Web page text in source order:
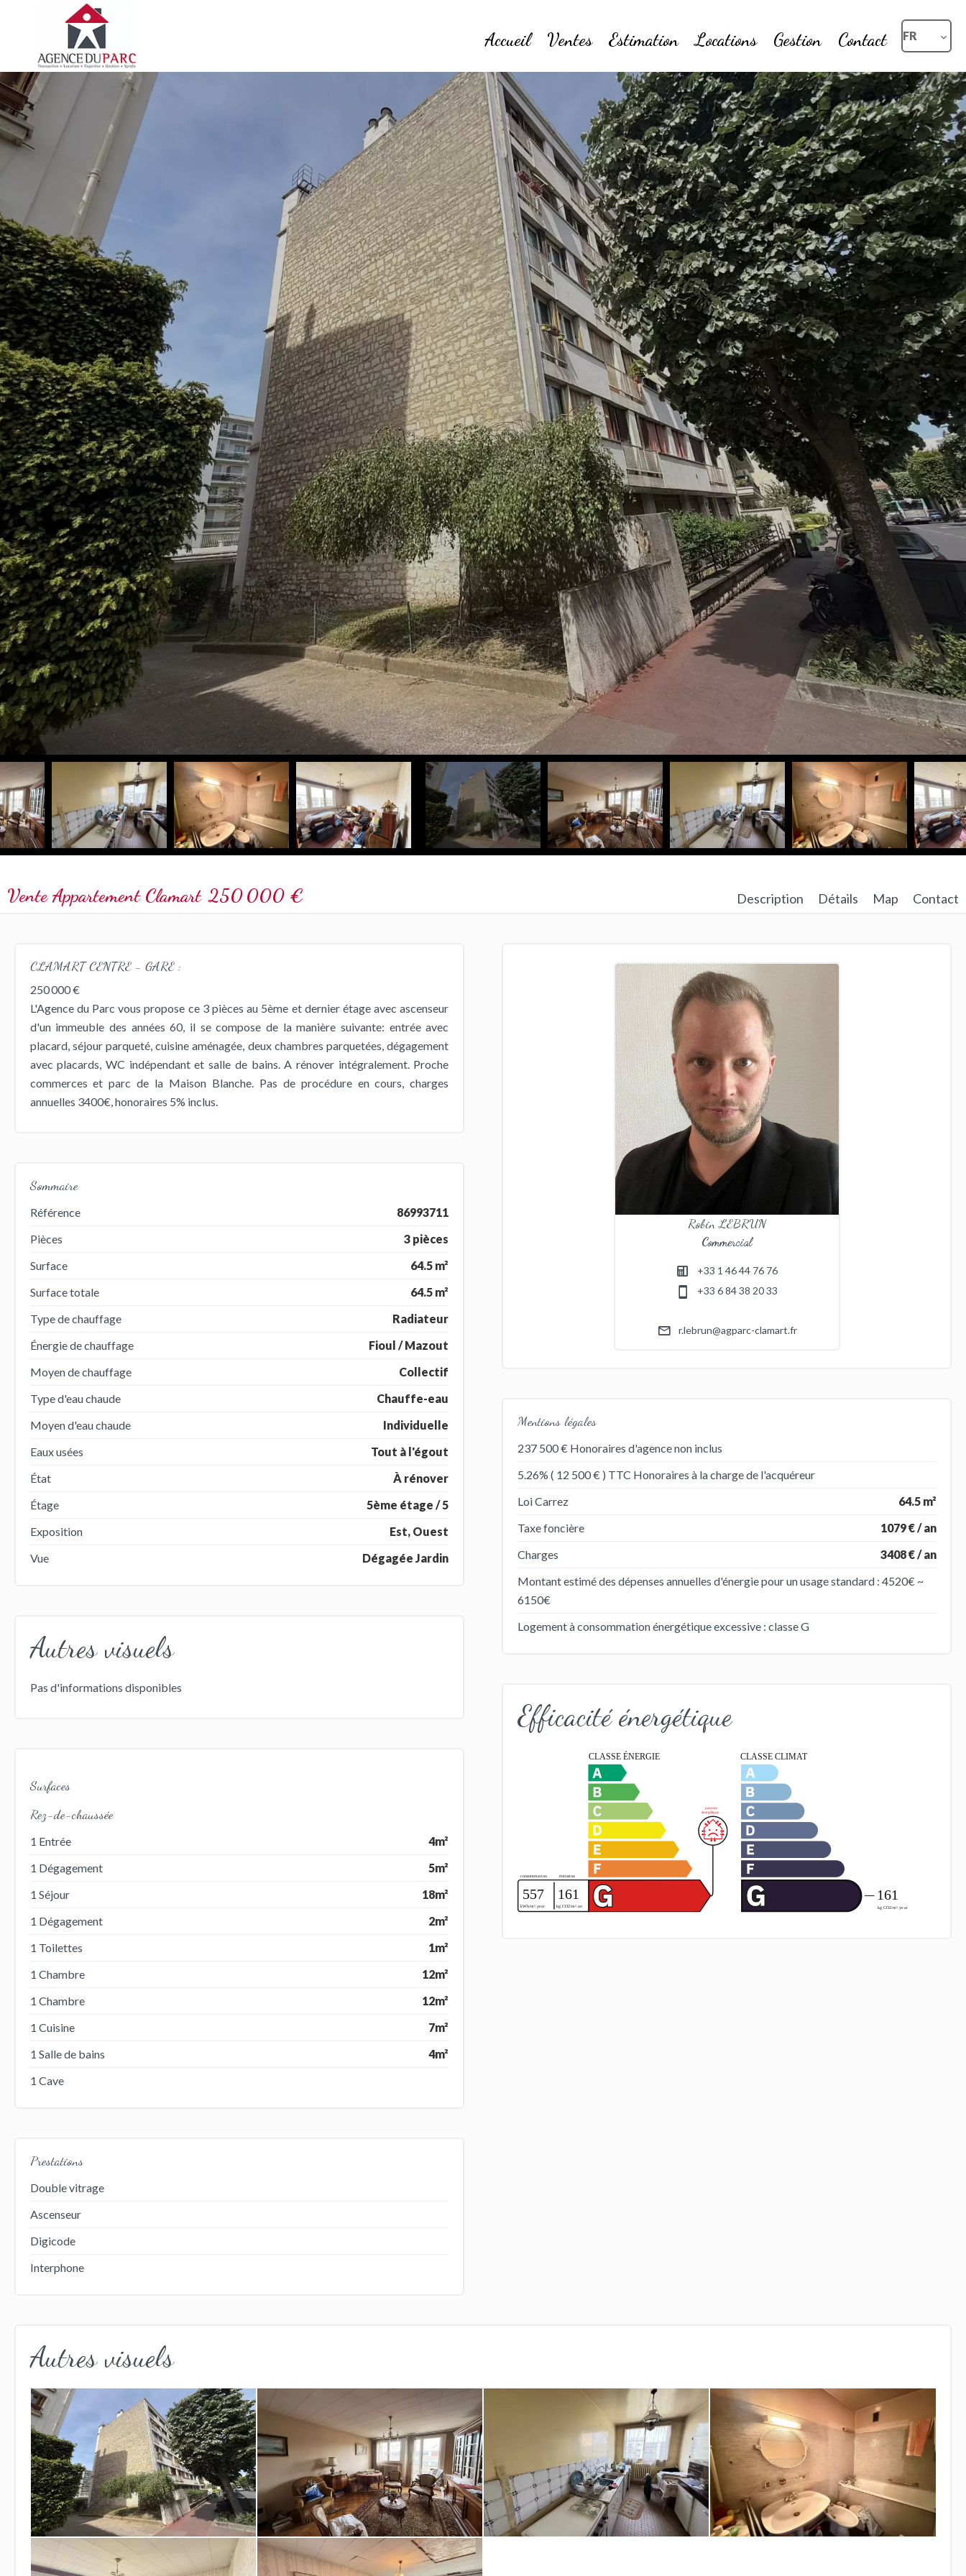
Accueil Ventes Estimation Locations Gestion Contact FR
Vente Appartement Clamart 250 000 € Description Détails Map Contact
CLAMART CENTRE - GARE :
250 000 €
L'Agence du Parc vous propose ce 3 pièces au 5ème et dernier étage avec ascenseur
d'un immeuble des années 60, il se compose de la manière suivante: entrée avec
placard, séjour parqueté, cuisine aménagée, deux chambres parquetées, dégagement
avec placards, WC indépendant et salle de bains. A rénover intégralement. Proche
commerces et parc de la Maison Blanche. Pas de procédure en cours, charges
annuelles 3400€, honoraires 5% inclus.
Sommaire
Référence
86993711
Pièces
3 pièces
Surface
64.5 m²
Surface totale
64.5 m²
Type de chauffage
Radiateur
Énergie de chauffage
Fioul / Mazout
Moyen de chauffage
Collectif
Type d'eau chaude
Chauffe-eau
Moyen d'eau chaude
Individuelle
Eaux usées
Tout à l'égout
État
À rénover
Étage
5ème étage / 5
Exposition
Est, Ouest
Vue
Dégagée Jardin
Autres visuels
Pas d'informations disponibles
Surfaces
Rez-de-chaussée
1 Entrée
4m²
1 Dégagement
5m²
1 Séjour
18m²
1 Dégagement
2m²
1 Toilettes
1m²
1 Chambre
12m²
1 Chambre
12m²
1 Cuisine
7m²
1 Salle de bains
4m²
1 Cave
Prestations
Double vitrage
Ascenseur
Digicode
Interphone
Robin LEBRUN
Commercial
+33 1 46 44 76 76
+33 6 84 38 20 33
r.lebrun@agparc-clamart.fr
Mentions légales
237 500 € Honoraires d'agence non inclus
5.26% ( 12 500 € ) TTC Honoraires à la charge de l'acquéreur
Loi Carrez
64.5 m²
Taxe foncière
1079 € / an
Charges
3408 € / an
Montant estimé des dépenses annuelles d'énergie pour un usage standard : 4520€ ~
6150€
Logement à consommation énergétique excessive : classe G
Efficacité énergétique
Autres visuels